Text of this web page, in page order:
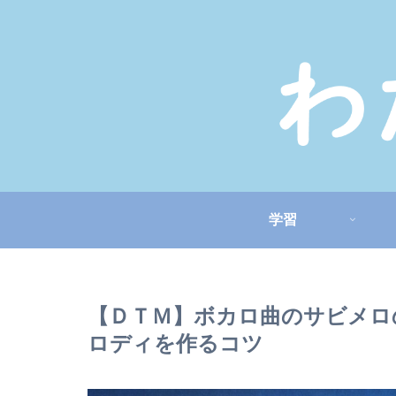
学習
【ＤＴＭ】ボカロ曲のサビメ
ロディを作るコツ